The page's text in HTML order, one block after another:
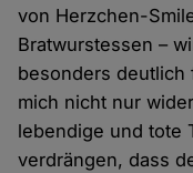
von Herzchen-
Bratwurstessen –
besonders deutlich
mich nicht nur
lebendige und tote
verdrängen, dass